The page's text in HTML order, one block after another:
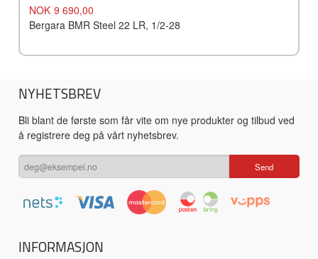
Pris
NOK 9 690,00
Bergara BMR Steel 22 LR, 1/2-28
NYHETSBREV
Bli blant de første som får vite om nye produkter og tilbud ved
å registrere deg på vårt nyhetsbrev.
INFORMASJON